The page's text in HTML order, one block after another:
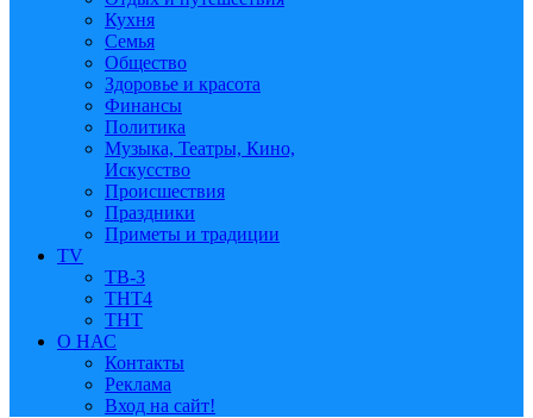
Кухня
Семья
Общество
Здоровье и красота
Финансы
Политика
Музыка, Театры, Кино,
Искусство
Происшествия
Праздники
Приметы и традиции
TV
ТВ-3
ТНТ4
ТНТ
О НАС
Контакты
Реклама
Вход на сайт!